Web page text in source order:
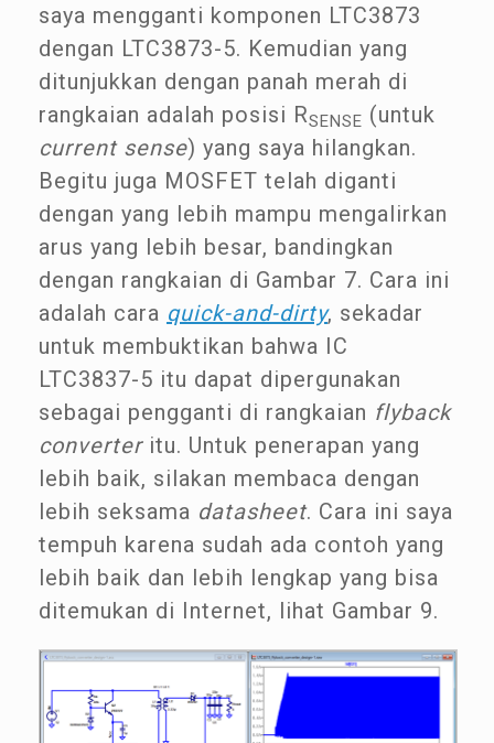
saya mengganti komponen LTC3873
dengan LTC3873-5. Kemudian yang
ditunjukkan dengan panah merah di
rangkaian adalah posisi RSENSE (untuk
current sense) yang saya hilangkan.
Begitu juga MOSFET telah diganti
dengan yang lebih mampu mengalirkan
arus yang lebih besar, bandingkan
dengan rangkaian di Gambar 7. Cara ini
adalah cara quick-and-dirty, sekadar
untuk membuktikan bahwa IC
LTC3837-5 itu dapat dipergunakan
sebagai pengganti di rangkaian flyback
converter itu. Untuk penerapan yang
lebih baik, silakan membaca dengan
lebih seksama datasheet. Cara ini saya
tempuh karena sudah ada contoh yang
lebih baik dan lebih lengkap yang bisa
ditemukan di Internet, lihat Gambar 9.